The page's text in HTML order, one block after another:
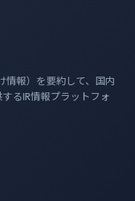
情報）を要約して、国内
るIR情報プラットフォ